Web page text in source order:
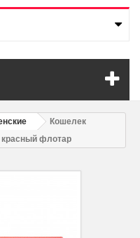
Кошелек
красный флотар